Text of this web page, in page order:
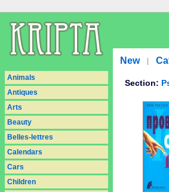
New
Animals
Antiques
Arts
Beauty
Belles-lettres
Calendars
Cars
Children
Section: